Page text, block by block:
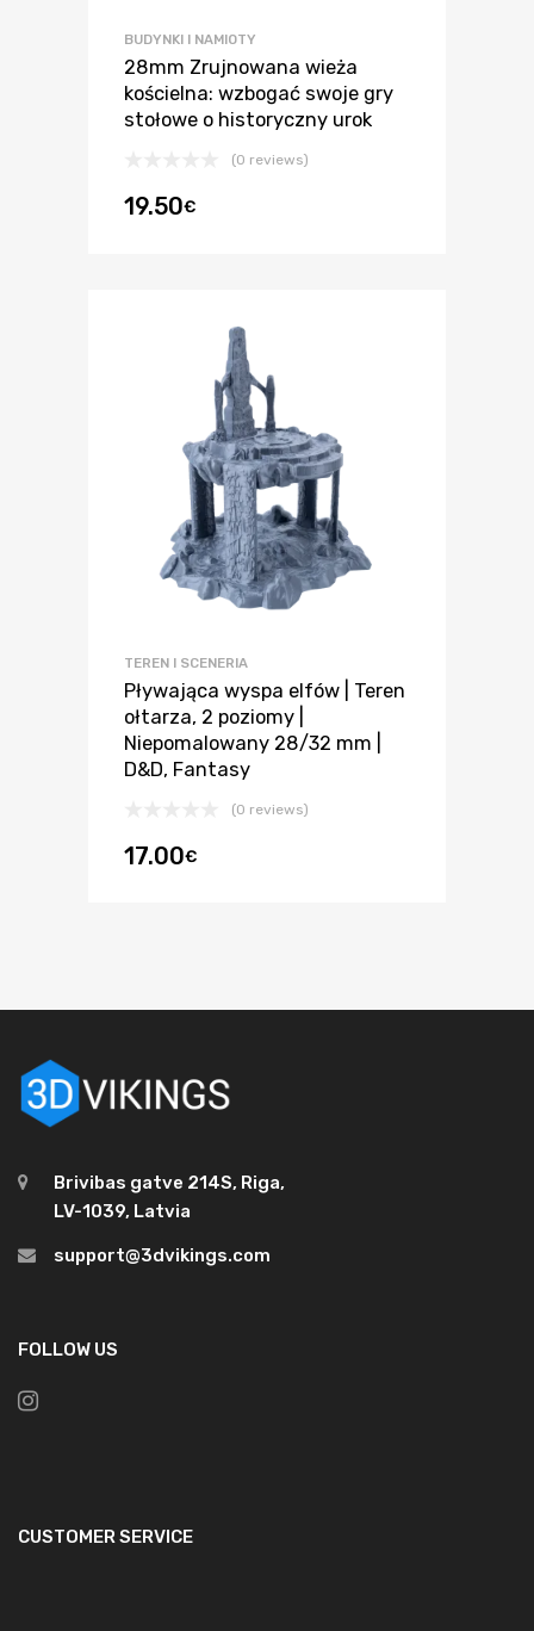
BUDYNKI I NAMIOTY
28mm Zrujnowana wieża
kościelna: wzbogać swoje gry
stołowe o historyczny urok
(0 reviews)
19.50€
TEREN I SCENERIA
Pływająca wyspa elfów | Teren
ołtarza, 2 poziomy |
Niepomalowany 28/32 mm |
D&D, Fantasy
(0 reviews)
17.00€
Brivibas gatve 214S, Riga,
LV-1039, Latvia
support@3dvikings.com
FOLLOW US
CUSTOMER SERVICE